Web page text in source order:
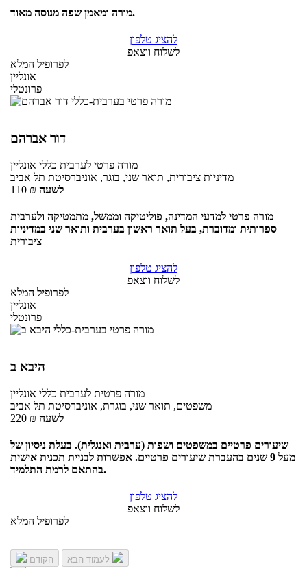
מורה ומאמן שפה מנוסה מאוד.
להציג טלפון
לשלוח ווצאפ
לפרופיל המלא
אונליין
פרונטלי
דור אברהם
מורה פרטי לערבית כללי אונליין
מדיניות ציבורית, תואר שני, בוגר, אוניברסיטת תל אביב
110 ₪ לשעה
מורה פרטי למדעי המדינה, פוליטיקה וממשל, מתמטיקה ולערבית
ספרותית ומדוברת, בעל תואר ראשון בערבית ותואר שני במדיניות
ציבורית
להציג טלפון
לשלוח ווצאפ
לפרופיל המלא
אונליין
פרונטלי
היבא ב
מורה פרטית לערבית כללי אונליין
משפטים, תואר שני, בוגרת, אוניברסיטת תל אביב
220 ₪ לשעה
שיעורים פרטיים במשפטים ושפות (ערבית ואנגלית). בעלת ניסיון של
מעל 9 שנים בהעברת שיעורים פרטיים. אפשרות לבניית תכנית אישית
בהתאם לרמת התלמיד.
להציג טלפון
לשלוח ווצאפ
לפרופיל המלא
הקודם